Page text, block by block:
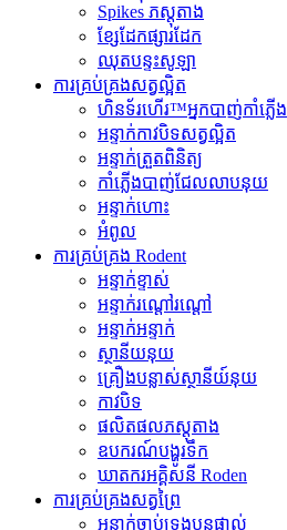
Spikes ភស្តុតាង
ខ្សែដែកផ្សារដែក
ឈុតបន្ទះសូឡា
ការគ្រប់គ្រងសត្វល្អិត
ហិនទ័រហើរ™អ្នកបាញ់កាំភ្លើង
អន្ទាក់កាវបិទសត្វល្អិត
អន្ទាក់ត្រួតពិនិត្យ
កាំភ្លើងបាញ់ជែលលាបនុយ
អន្ទាក់ហោះ
អំពូល
ការគ្រប់គ្រង Rodent
អន្ទាក់ខ្ទាស់
អន្ទាក់រណ្តៅរណ្តៅ
អន្ទាក់អន្ទាក់
ស្ថានីយនុយ
គ្រឿងបន្លាស់ស្ថានីយ៍នុយ
កាវបិទ
ផលិតផលភស្តុតាង
ឧបករណ៍បង្ហូរទឹក
ឃាតករអគ្គិសនី Roden
ការគ្រប់គ្រងសត្វព្រៃ
អន្ទាក់ចាប់ទ្រុងបន្តផ្ទាល់